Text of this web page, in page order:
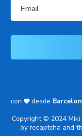
con desde
Copyright © 2024 Miki
by recaptcha and